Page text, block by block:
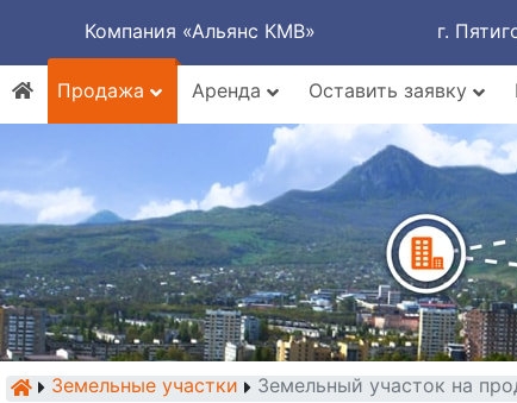
Компания «Альянс КМВ» г.
Продажа
Аренда Оставить заявку
Земельные участки Земельный участок на